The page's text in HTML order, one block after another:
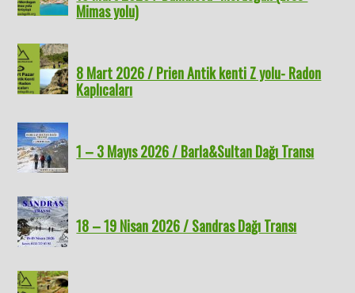
Mimas yolu)
8 Mart 2026 / Prien Antik kenti Z yolu- Radon
Kaplıcaları
1 – 3 Mayıs 2026 / Barla&Sultan Dağı Transı
18 – 19 Nisan 2026 / Sandras Dağı Transı